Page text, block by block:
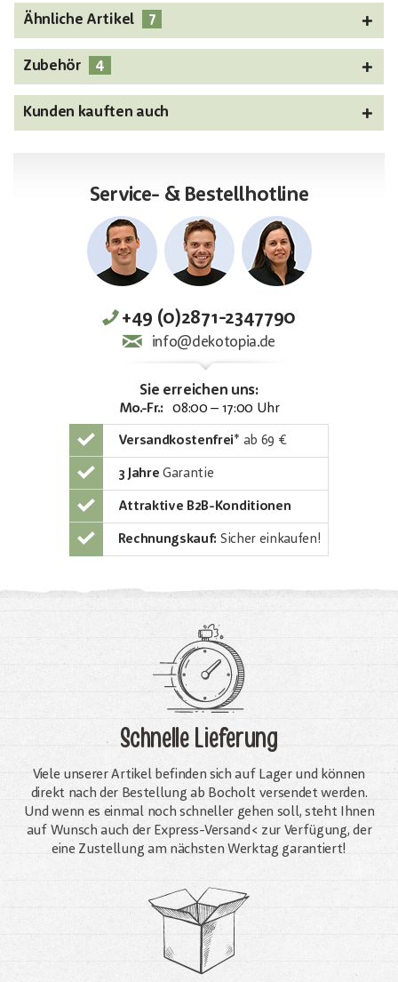
Ähnliche Artikel 7
Zubehör 4
Kunden kauften auch
Service- & Bestellhotline
+49 (0)2871-2347790
info@dekotopia.de
Sie erreichen uns:
Mo.-Fr.: 08:00 – 17:00 Uhr
Versandkostenfrei* ab 69 €
3 Jahre Garantie
Attraktive B2B-Konditionen
Rechnungskauf: Sicher einkaufen!
Schnelle Lieferung
Viele unserer Artikel befinden sich auf Lager und können
direkt nach der Bestellung ab Bocholt versendet werden.
Und wenn es einmal noch schneller gehen soll, steht Ihnen
auf Wunsch auch der Express-Versand< zur Verfügung, der
eine Zustellung am nächsten Werktag garantiert!